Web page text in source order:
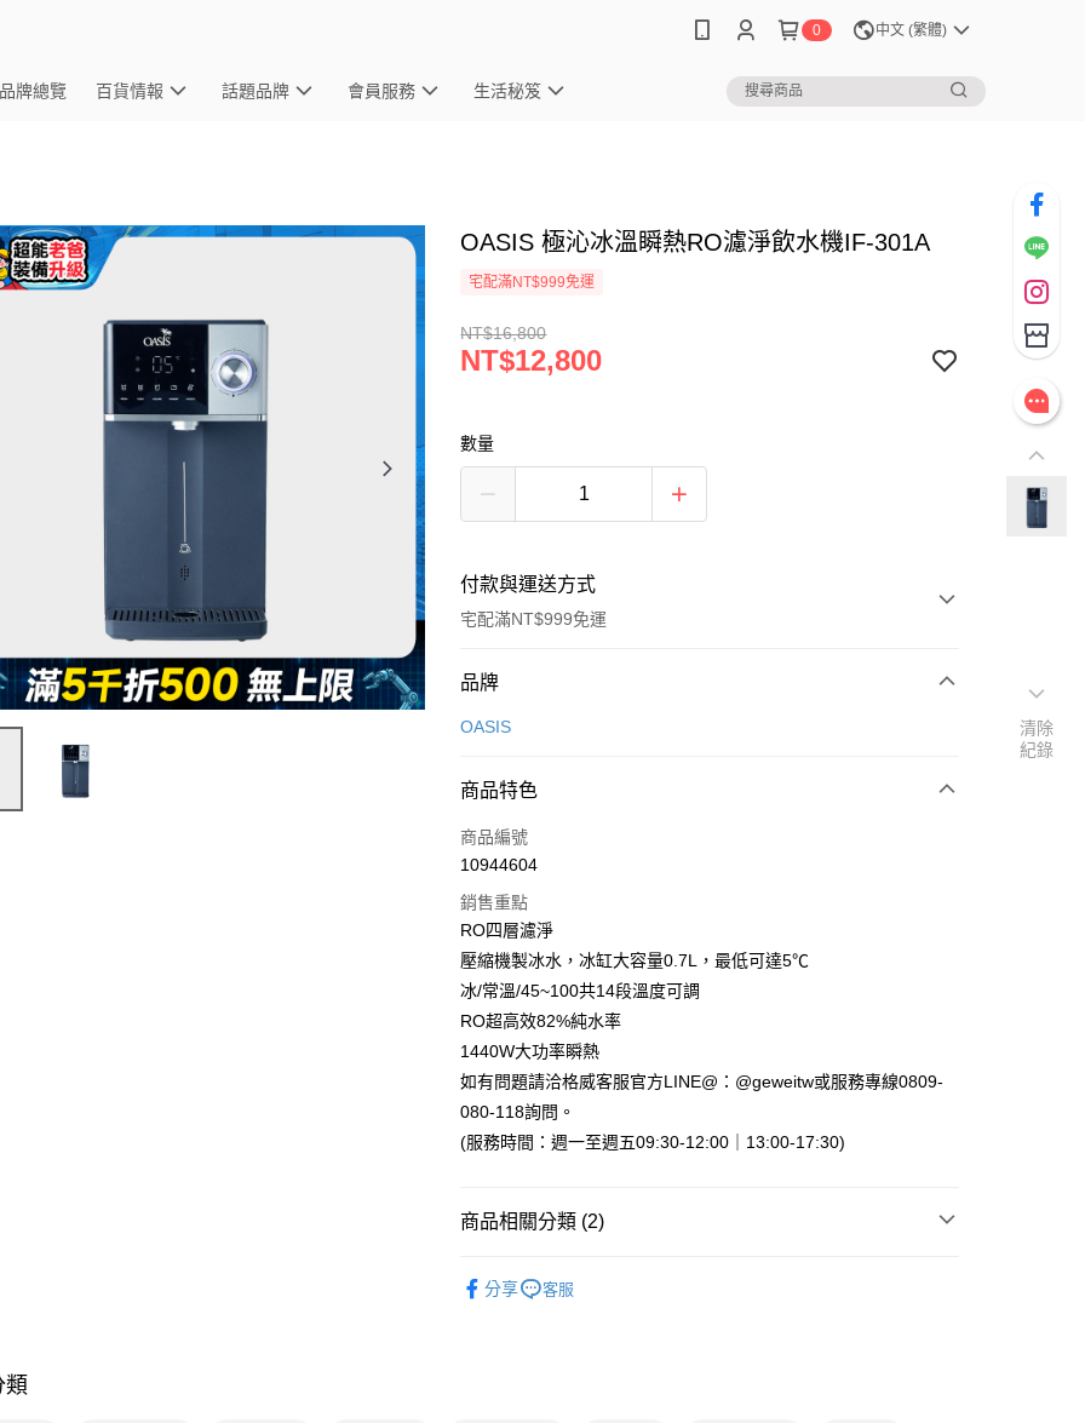
0 中文 (繁體)
品牌總覽 百貨情報 話題品牌 會員服務 生活秘笈
OASIS 極沁冰溫瞬熱RO濾淨飲水機IF-301A
宅配滿NT$999免運
NT$16,800
NT$12,800
數量
付款與運送方式
宅配滿NT$999免運
付款方式
信用卡一次付款
合作金庫商業銀行
華南商業銀行
上海商業儲蓄銀行
國泰世華商業銀行
臺灣中小企業銀行
台中商業銀行
聯邦商業銀行
元大商業銀行
玉山商業銀行
台新國際商業銀行
中國信託商業銀行
台灣樂天信用卡公司
6 期 0 利率 每期
華南商業銀行
上海商業儲蓄銀行
國泰世華商業銀行
兆豐國際商業銀行
臺灣中小企業銀行
匯豐（台灣）商業銀行
元大商業銀行
玉山商業銀行
星展（台灣）商業銀行
台新國際商業銀行
台灣樂天信用卡公司
即享券
LINE Pay
Apple Pay
街口支付
Google Pay
ATM付款
品牌
OASIS
商品特色
商品編號
10944604
銷售重點
RO四層濾淨
壓縮機製冰水，冰缸大容量0.7L，最低可達5℃
冰/常溫/45~100共14段溫度可調
RO超高效82%純水率
1440W大功率瞬熱
如有問題請洽格威客服官方LINE@：@geweitw或服務專線0809-
080-118詢問。
(服務時間：週一至週五09:30-12:00｜13:00-17:30)
商品相關分類 (2)
分享 客服
類
清除
紀錄